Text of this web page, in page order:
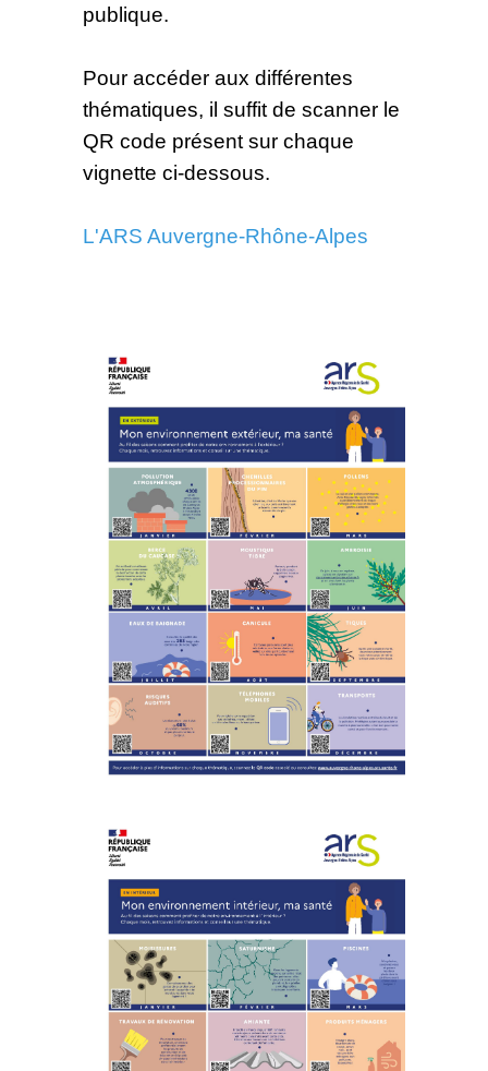
publique.
Pour accéder aux différentes
thématiques, il suffit de scanner le
QR code présent sur chaque
vignette ci-dessous.
L'ARS Auvergne-Rhône-Alpes